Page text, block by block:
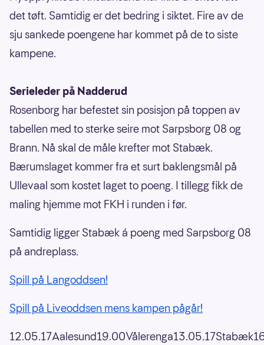
det tøft. Samtidig er det bedring i siktet. Fire av de
sju sankede poengene har kommet på de to siste
kampene.
Serieleder på Nadderud
Rosenborg har befestet sin posisjon på toppen av
tabellen med to sterke seire mot Sarpsborg 08 og
Brann. Nå skal de måle krefter mot Stabæk.
Bærumslaget kommer fra et surt baklengsmål på
Ullevaal som kostet laget to poeng. I tillegg fikk de
maling hjemme mot FKH i runden i før.
Samtidig ligger Stabæk á poeng med Sarpsborg 08
på andreplass.
Spill på Langoddsen!
Spill på Liveoddsen mens kampen pågår!